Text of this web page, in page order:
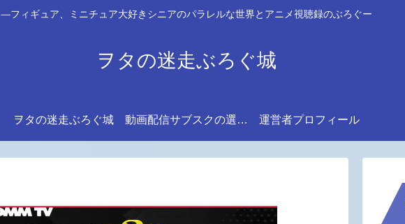
―フィギュア、ミニチュア大好きシニアのパラレルな世界とアニメ視聴録のぶろぐー
ヲタの迷走ぶろぐ城
ヲタの迷走ぶろぐ城 動画配信サブスクの選び方 運営者プロフィール